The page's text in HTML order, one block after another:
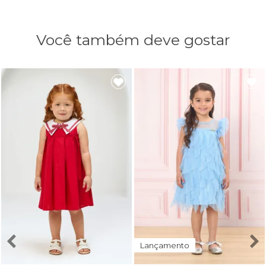
Você também deve gostar
Lançamento